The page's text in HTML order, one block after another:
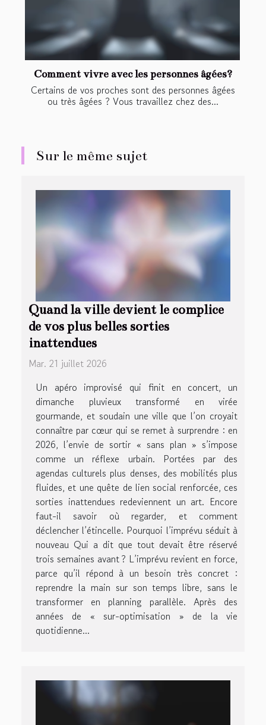
Comment vivre avec les personnes âgées?
Certains de vos proches sont des personnes âgées
ou très âgées ? Vous travaillez chez des...
Sur le même sujet
Quand la ville devient le complice
de vos plus belles sorties
inattendues
Mar. 21 juillet 2026
Un apéro improvisé qui finit en concert, un
dimanche pluvieux transformé en virée
gourmande, et soudain une ville que l’on croyait
connaître par cœur qui se remet à surprendre : en
2026, l’envie de sortir « sans plan » s’impose
comme un réflexe urbain. Portées par des
agendas culturels plus denses, des mobilités plus
fluides, et une quête de lien social renforcée, ces
sorties inattendues redeviennent un art. Encore
faut-il savoir où regarder, et comment
déclencher l’étincelle. Pourquoi l’imprévu séduit à
nouveau Qui a dit que tout devait être réservé
trois semaines avant ? L’imprévu revient en force,
parce qu’il répond à un besoin très concret :
reprendre la main sur son temps libre, sans le
transformer en planning parallèle. Après des
années de « sur-optimisation » de la vie
quotidienne...